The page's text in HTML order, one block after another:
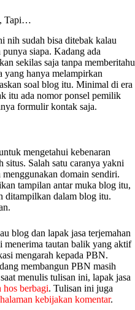
Tapi…
nih sudah bisa ditebak kalau
siapa. Kadang ada
sekilas saja tanpa memberitahu
yang hanya melampirkan
soal blog itu. Minimal di era
itu ada nomor ponsel pemilik
formulir kontak saja.
mengetahui kebenaran
situs. Salah satu caranya yakni
domain sendiri.
tampilan antar muka blog itu,
ditampilkan dalam blog itu.
blog dan lapak jasa terjemahan
tautan balik yang aktif
mengarah kepada PBN.
membangun PBN masih
menulis tulisan ini, lapak jasa
hos berbagi. Tulisan ini juga
halaman kebijakan komentar.